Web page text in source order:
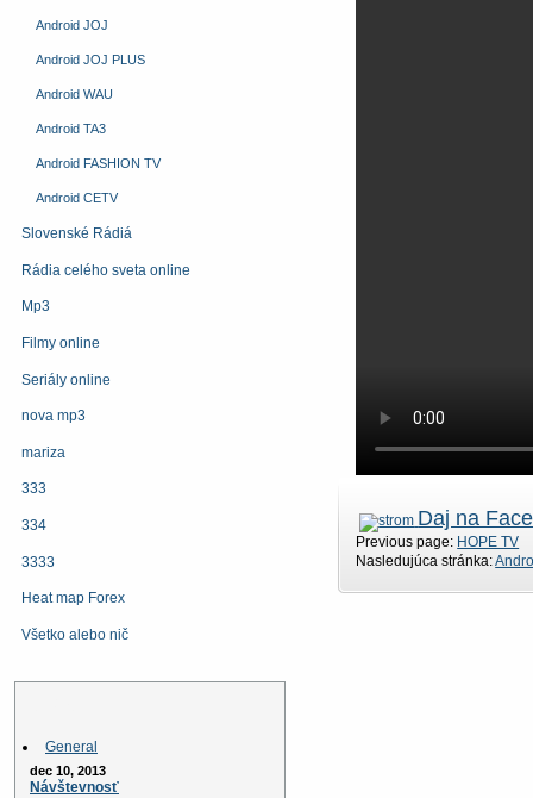
Android JOJ
Android JOJ PLUS
Android WAU
Android TA3
Android FASHION TV
Android CETV
Slovenské Rádiá
Rádia celého sveta online
Mp3
Filmy online
Seriály online
nova mp3
mariza
333
334
3333
Heat map Forex
Všetko alebo nič
General
dec 10, 2013
Návštevnosť
Daj na
Previous page: HOPE TV
Nasledujúca stránka: